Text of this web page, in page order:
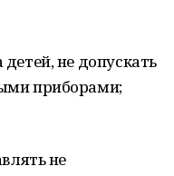
не допускать
приборами;
не